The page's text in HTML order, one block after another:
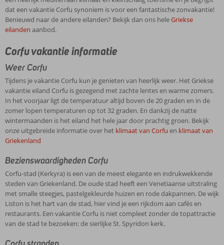
dat een vakantie Corfu synoniem is voor een fantastische zonvakantie!
Benieuwd naar de andere eilanden? Bekijk dan ons heleGriekse
eilanden aanbod.
Corfu vakantie informatie
Weer Corfu
Tijdens je vakantie Corfu kun je genieten van heerlijk weer. Het Griekse
vakantie eiland Corfu is gezegend met zachte lentes en warme zomers.
In het voorjaar ligt de temperatuur altijd boven de 20 graden en in de
zomer lopen temperaturen op tot 32 graden. En dankzij de natte
wintermaanden is het eiland het hele jaar door prachtig groen. Bekijk
onze uitgebreide informatie over het klimaat van Corfu en klimaat van
Griekenland
Bezienswaardigheden Corfu
Corfu-stad (Kerkyra) is een van de meest elegante en indrukwekkende
steden van Griekenland. De oude stad heeft een Venetiaanse uitstraling
met smalle steegjes, pastelgekleurde huizen en rode dakpannen. De wijk
Liston is het hart van de stad, hier vind je een rijkdom aan cafés en
restaurants. Een vakantie Corfu is niet compleet zonder de topattractie
van de stad te bezoeken: de sierlijke St. Spyridon kerk.